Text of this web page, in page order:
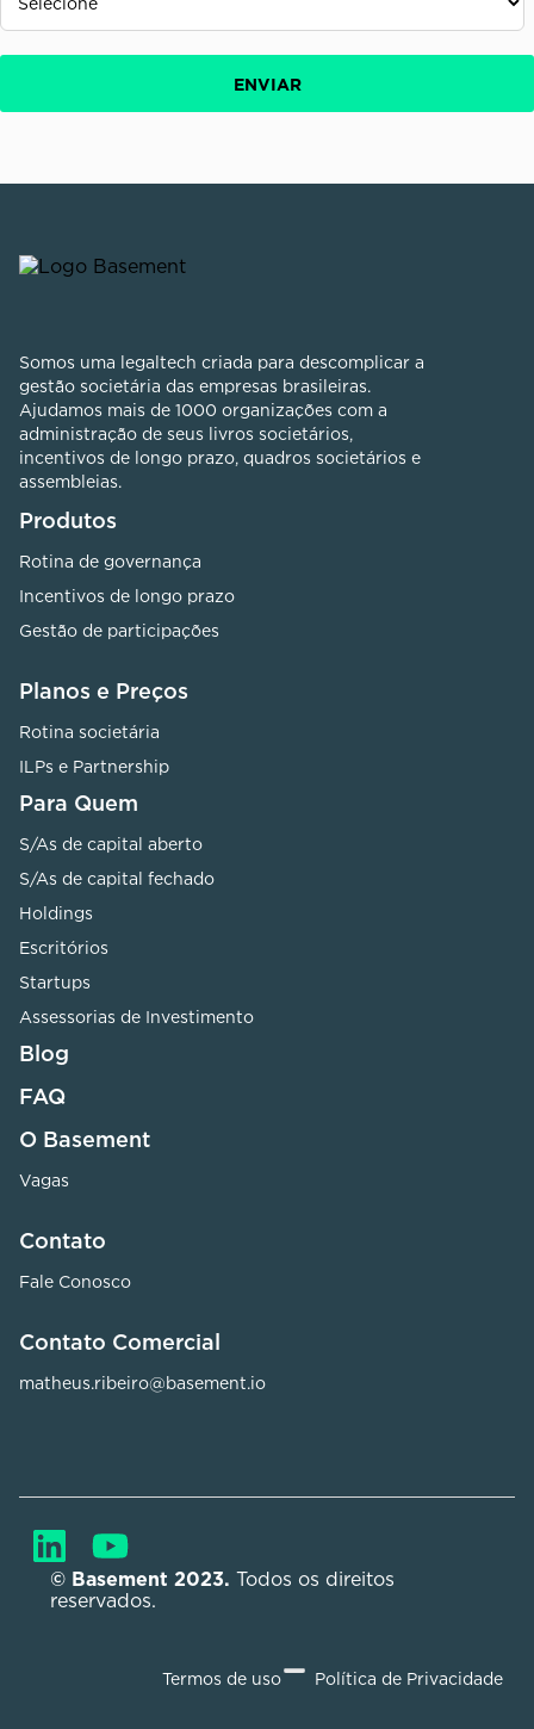
Somos uma legaltech criada para descomplicar a
gestão societária das empresas brasileiras.
Ajudamos mais de 1000 organizações com a
administração de seus livros societários,
incentivos de longo prazo, quadros societários e
assembleias.
Produtos
Rotina de governança
Incentivos de longo prazo
Gestão de participações
Planos e Preços
Rotina societária
ILPs e Partnership
Para Quem
S/As de capital aberto
S/As de capital fechado
Holdings
Escritórios
Startups
Assessorias de Investimento
Blog
FAQ
O Basement
Vagas
Contato
Fale Conosco
Contato Comercial
matheus.ribeiro@basement.io
© Basement 2023. Todos os direitos
reservados.
Termos de uso Política de Privacidade